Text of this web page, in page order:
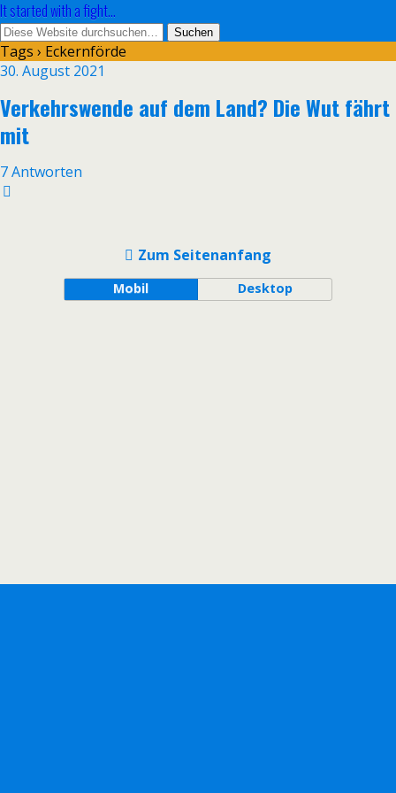
It started with a fight...
Tags › Eckernförde
30. August 2021
Verkehrswende auf dem Land? Die Wut fährt
mit
7 Antworten
Zum Seitenanfang
Mobil Desktop